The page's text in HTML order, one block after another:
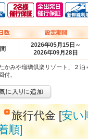
2026年05月15日～
2026年09月28日
かみや瑠璃倶楽リゾート」２泊
付。
旅行代金 [安い
順]